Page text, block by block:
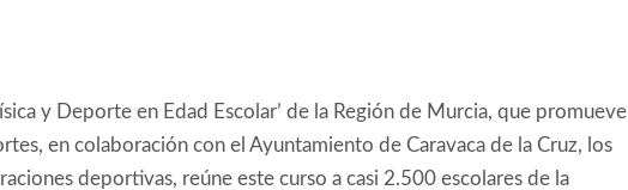
y Deporte en Edad Escolar’ de la Región de Murcia, que promueve
en colaboración con el Ayuntamiento de Caravaca de la Cruz, los
deportivas, reúne este curso a casi 2.500 escolares de la